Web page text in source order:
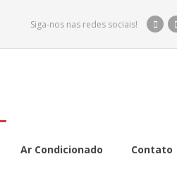
Siga-nos nas redes sociais!
Ar Condicionado Contato